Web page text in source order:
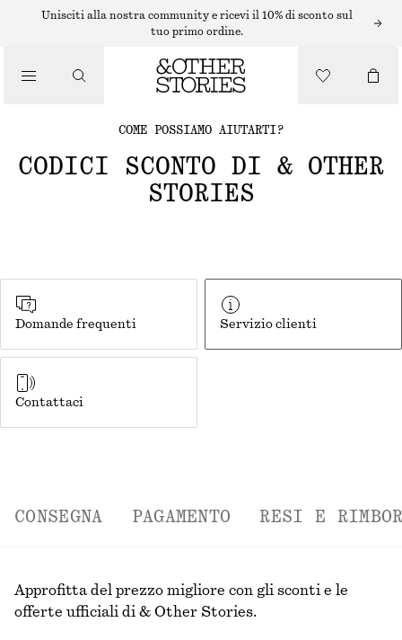
Unisciti alla nostra community e ricevi il 10% di sconto sul
tuo primo ordine.
COME POSSIAMO AIUTARTI?
CODICI SCONTO DI & OTHER
STORIES
Domande frequenti Servizio clienti
Contattaci
CONSEGNA PAGAMENTO RESI E
Approfitta del prezzo migliore con gli sconti e le
offerte ufficiali di & Other Stories.